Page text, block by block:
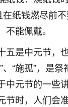
在纸钱燃尽前
不能佩戴。
五是中元节，
、“施孤”，是
中元节的一些
节时，人们会
师看看，有没有
来老师微信：
西